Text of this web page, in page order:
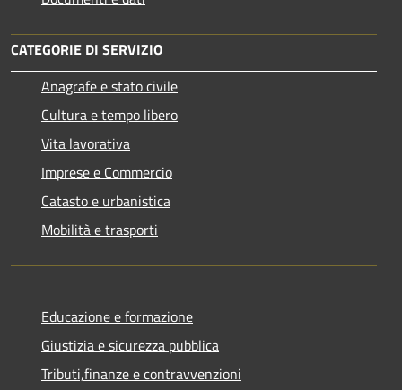
CATEGORIE DI SERVIZIO
Anagrafe e stato civile
Cultura e tempo libero
Vita lavorativa
Imprese e Commercio
Catasto e urbanistica
Mobilità e trasporti
Educazione e formazione
Giustizia e sicurezza pubblica
Tributi,finanze e contravvenzioni